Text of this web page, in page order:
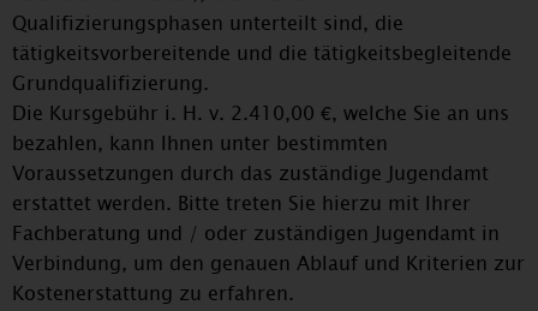
Qualifizierungsphasen unterteilt sind, die
tätigkeitsvorbereitende und die tätigkeitsbegleitende
Grundqualifizierung.
Die Kursgebühr i. H. v. 2.410,00 €, welche Sie an uns
bezahlen, kann Ihnen unter bestimmten
Voraussetzungen durch das zuständige Jugendamt
erstattet werden. Bitte treten Sie hierzu mit Ihrer
Fachberatung und / oder zuständigen Jugendamt in
Verbindung, um den genauen Ablauf und Kriterien zur
Kostenerstattung zu erfahren.